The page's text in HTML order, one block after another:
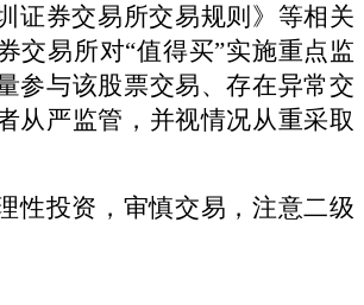
证券交易所交易规则》等相关
交易所对“值得买”实施重点监
参与该股票交易、存在异常交
从严监管，并视情况从重采取
性投资，审慎交易，注意二级